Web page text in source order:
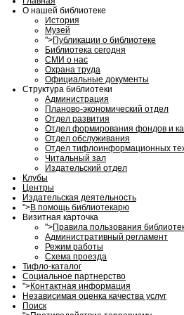
О нашей библиотеке
История
Музей
">Публикации о библиотеке
Библиотека сегодня
СМИ о нас
Охрана труда
Официальные документы
Структура библиотеки
Администрация
Планово-экономический отдел
Отдел развития
Отдел формирования фондов и
Отдел обслуживания
Отдел тифлоинформационных
Читальный зал
Издательский отдел
Клубы
Центры
Издательская деятельность
">В помощь библиотекарю
Визитная карточка
">Правила пользования
Административный регламент
Режим работы
Схема проезда
Тифло-каталог
Социальное партнерство
">Контактная информация
Независимая оценка качества услуг
Поиск